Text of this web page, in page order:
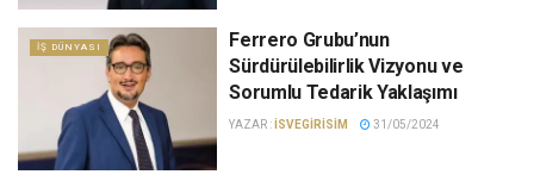
İŞ DÜNYASI
Ferrero Grubu’nun
Sürdürülebilirlik Vizyonu ve
Sorumlu Tedarik Yaklaşımı
YAZAR :ISVEGIRISIM 31/05/2024